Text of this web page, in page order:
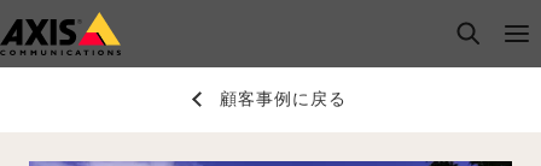
メ
イ
open
顧客事例に戻る